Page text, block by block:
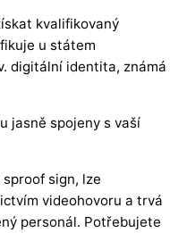
kvalifikovaný
u státem
digitální identita, známá
jasně spojeny s vaší
sign, lze
videohovoru a trvá
personál. Potřebujete